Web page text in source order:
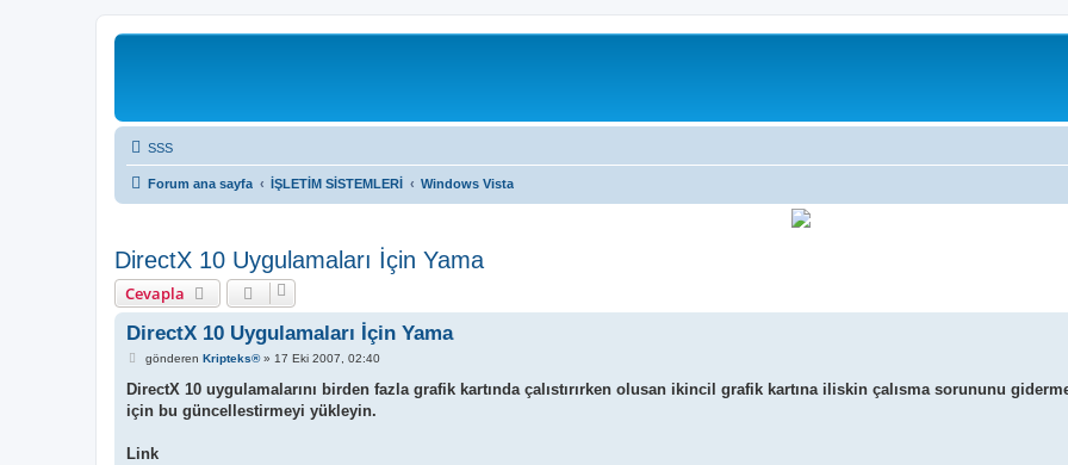
SSS
Forum ana sayfa İŞLETİM SİSTEMLERİ Windows Vista
DirectX 10 Uygulamaları İçin Yama
Cevapla
DirectX 10 Uygulamaları İçin Yama
M
s
j
gönderen Kripteks®» 17 Eki 2007, 02:40
DirectX 10 uygulamalarını birden fazla grafik kartında çalıstırırken olusan ikincil grafik kartına iliskin çalısma sorununu
için bu güncellestirmeyi yükleyin.
Link